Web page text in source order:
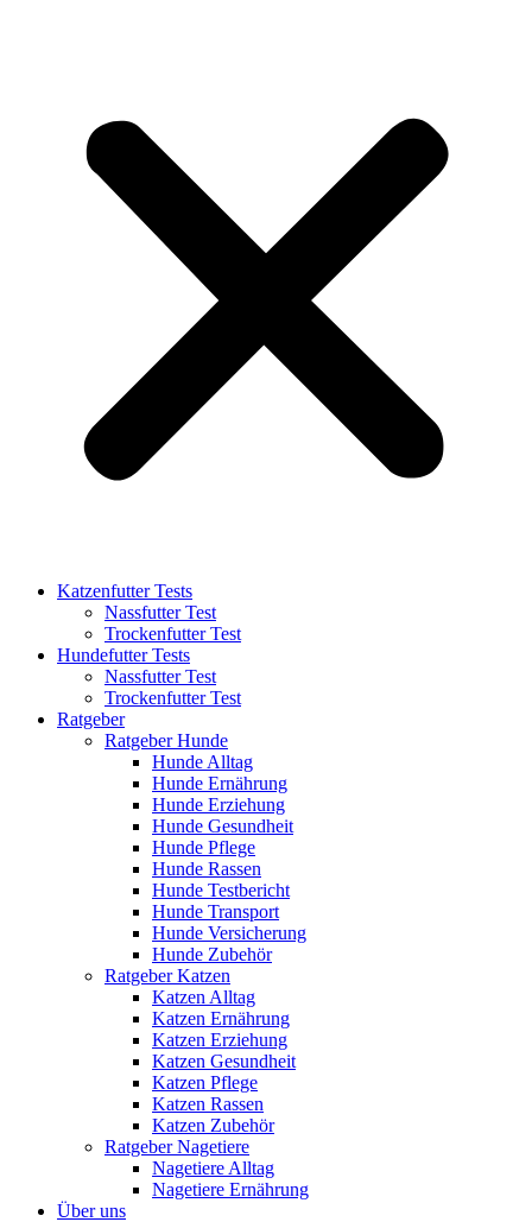
Katzenfutter Tests
Nassfutter Test
Trockenfutter Test
Hundefutter Tests
Nassfutter Test
Trockenfutter Test
Ratgeber
Ratgeber Hunde
Hunde Alltag
Hunde Ernährung
Hunde Erziehung
Hunde Gesundheit
Hunde Pflege
Hunde Rassen
Hunde Testbericht
Hunde Transport
Hunde Versicherung
Hunde Zubehör
Ratgeber Katzen
Katzen Alltag
Katzen Ernährung
Katzen Erziehung
Katzen Gesundheit
Katzen Pflege
Katzen Rassen
Katzen Zubehör
Ratgeber Nagetiere
Nagetiere Alltag
Nagetiere Ernährung
Über uns